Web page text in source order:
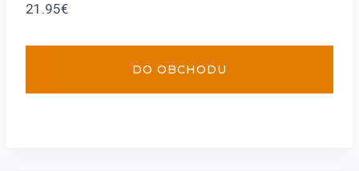
21.95€
DO OBCHODU